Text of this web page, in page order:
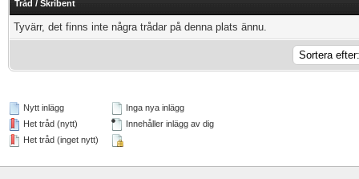
Tråd / Skribent
Tyvärr, det finns inte några trådar på denna plats ännu.
Nytt inlägg
Het tråd (nytt)
Het tråd (inget nytt)
Inga nya inlägg
Innehåller inlägg av dig